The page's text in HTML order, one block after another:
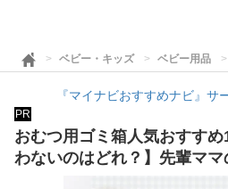
ベビー・キッズ ベビー用品
『マイナビおすすめナビ』サ
PR
おむつ用ゴミ箱人気おすす
わないのはどれ？】先輩ママ